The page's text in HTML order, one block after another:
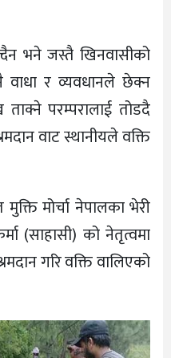
भने जस्तै खिनवासीको
वाधा र व्यवधानले छेक्न
परम्परालाई तोडदै
वाट स्थानीयले वक्ति
मोर्चा नेपालका भेरी
(साहासी) को नेतृत्वमा
गरि वक्ति वालिएको